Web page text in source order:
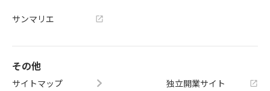
サンマリエ
その他
サイトマップ
独立開業サイト